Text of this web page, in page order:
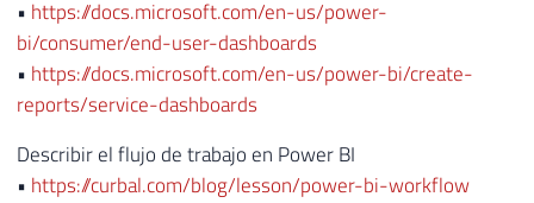
• https://docs.microsoft.com/en-us/power-
bi/consumer/end-user-dashboards
• https://docs.microsoft.com/en-us/power-bi/create-
reports/service-dashboards
Describir el flujo de trabajo en Power BI
• https://curbal.com/blog/lesson/power-bi-workflow